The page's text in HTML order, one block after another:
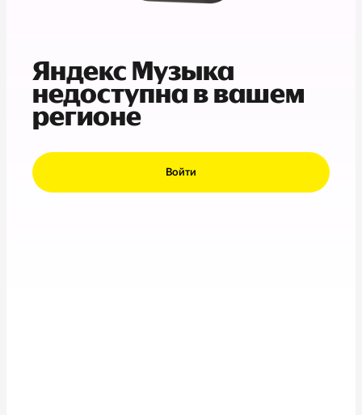
Яндекс Музыка
недоступна в вашем
регионе
Войти